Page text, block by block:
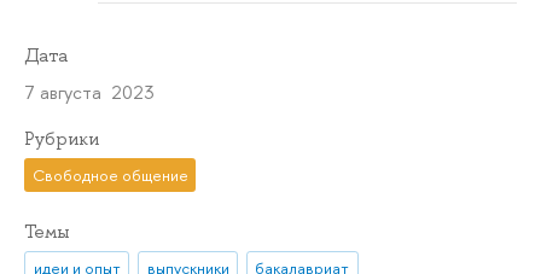
Дата
7 августа 2023
Рубрики
Свободное общение
Темы
идеи и опыт выпускники бакалавриат